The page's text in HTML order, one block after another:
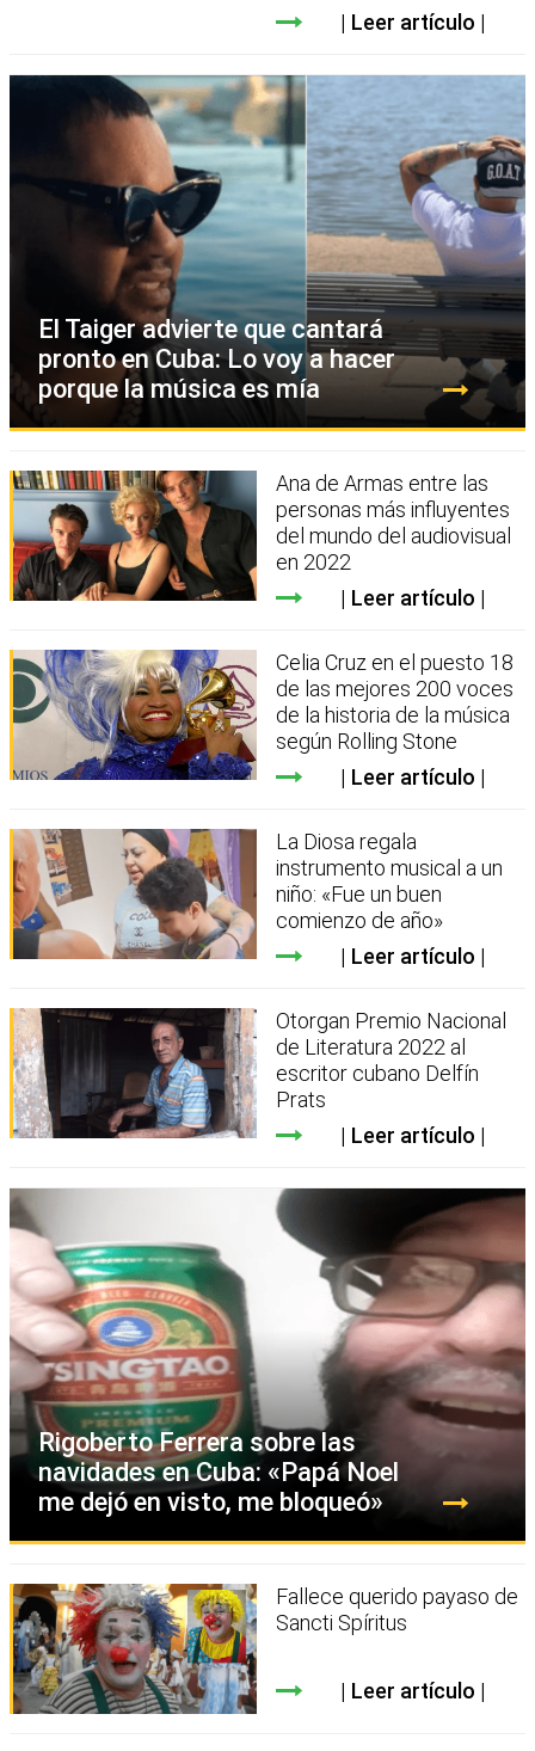
Leer artículo
El Taiger advierte que cantará
pronto en Cuba: Lo voy a hacer
porque la música es mía
Ana de Armas entre las
personas más influyentes
del mundo del audiovisual
en 2022
Leer artículo
Celia Cruz en el puesto 18
de las mejores 200 voces
de la historia de la música
según Rolling Stone
Leer artículo
La Diosa regala
instrumento musical a un
niño: «Fue un buen
comienzo de año»
Leer artículo
Otorgan Premio Nacional
de Literatura 2022 al
escritor cubano Delfín
Prats
Leer artículo
Rigoberto Ferrera sobre las
navidades en Cuba: «Papá Noel
me dejó en visto, me bloqueó»
Fallece querido payaso de
Sancti Spíritus
Leer artículo